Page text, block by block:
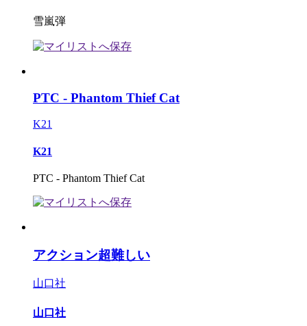
雪嵐弾
PTC - Phantom Thief Cat
K21
K21
PTC - Phantom Thief Cat
アクション超難しい
山口社
山口社